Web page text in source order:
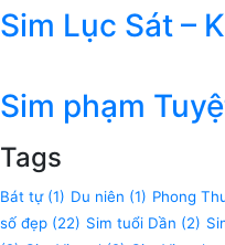
Sim Lục Sát –
Sim phạm
Tags
Bát tự(1) Du niên (1) Phong
số đẹp (22) Sim tuổi Dần (2)